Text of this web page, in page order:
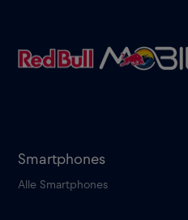
Smartphones
Alle Smartphones